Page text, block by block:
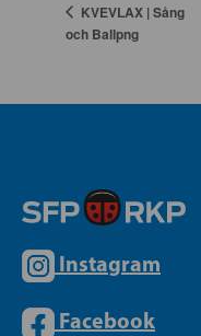
KVEVLAX | Sång
och Ballpng
Instagram
Facebook